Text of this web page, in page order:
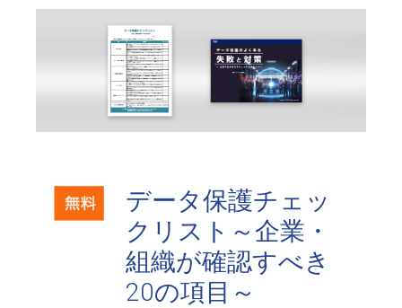
データ保護チェッ
クリスト～企業・
組織が確認すべき
20の項目～